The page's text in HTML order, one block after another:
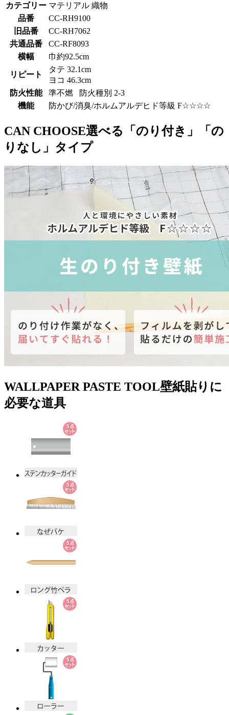
カテゴリー マテリアル 織物
品番
CC-RH9100
旧品番
CC-RH7062
共通品番
CC-RF8093
横幅
巾約92.5cm
リピート
タテ 32.1cm
ヨコ 46.3cm
防火性能
準不燃 防火種別 2-3
機能
防かび/消臭/ホルムアルデヒド等級 F☆☆☆☆
CAN CHOOSE選べる「のり付き」「の
りなし」タイプ
WALLPAPER PASTE TOOL壁紙貼りに
必要な道具